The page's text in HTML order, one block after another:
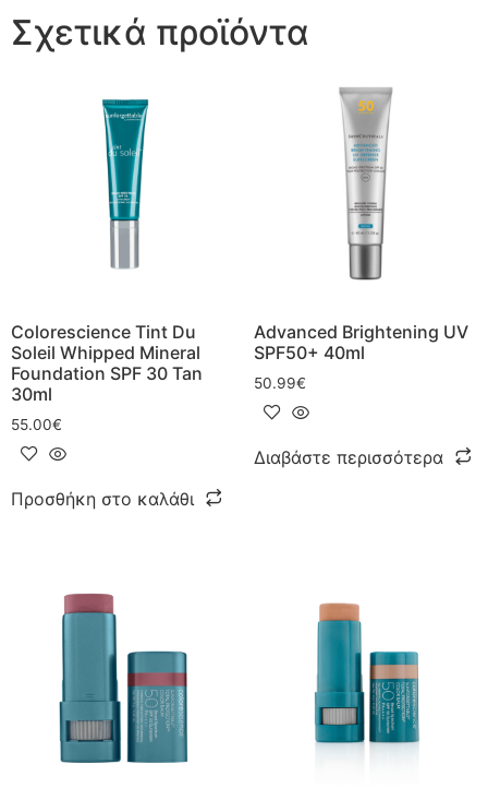
Σχετικά προϊόντα
Colorescience Tint Du
Soleil Whipped Mineral
Foundation SPF 30 Tan
30ml
55.00€
Προσθήκη στο καλάθι
Advanced Brightening UV
SPF50+ 40ml
50.99€
Διαβάστε περισσότερα